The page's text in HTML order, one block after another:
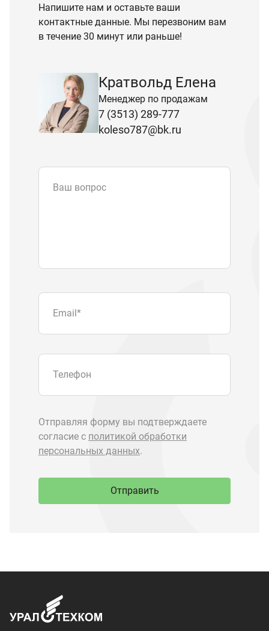
Напишите нам и оставьте ваши
контактные данные. Мы перезвоним вам
в течение 30 минут или раньше!
Кратвольд Елена
Менеджер по продажам
7 (3513) 289-777
koleso787@bk.ru
Ваш вопрос
Запчасти Урал
Запчасти Камаз
Спецпредложения
Доставка и оплата